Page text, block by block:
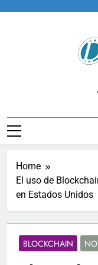
Home
El uso de
en Estados Unidos
BLOCKCHAIN